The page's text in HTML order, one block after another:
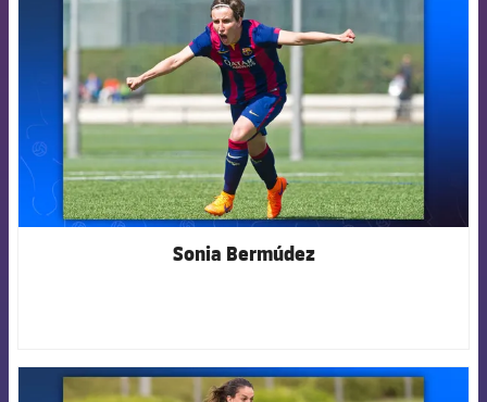
Sonia Bermúdez
FCB Barcelona badge